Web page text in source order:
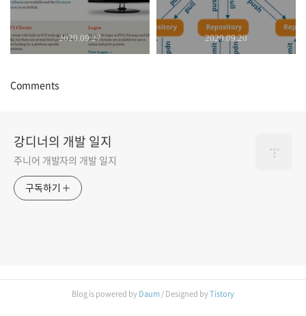
2020.09.27 2020.09.20
Comments
강디너의 개발 일지
주니어 개발자의 개발 일지
구독하기
Blog is powered by Daum/ Designed byTistory